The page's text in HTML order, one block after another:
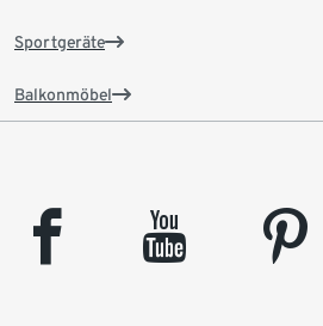
Sportgeräte
Balkonmöbel
facebook youtube pinterest